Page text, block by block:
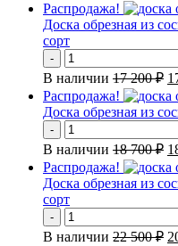
Распродажа!
Доска обрезная из
сорт
-
В наличии 17 200₽
Распродажа!
Доска обрезная из
-
В наличии 18 700₽
Распродажа!
Доска обрезная из
сорт
-
В наличии 22 500₽